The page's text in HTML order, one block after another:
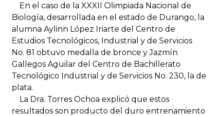
En el caso de la XXXII Olimpiada Nacional de
Biología, desarrollada en el estado de Durango, la
alumna Aylinn López Iriarte del Centro de
Estudios Tecnológicos, Industrial y de Servicios
No. 81 obtuvo medalla de bronce y Jazmín
Gallegos Aguilar del Centro de Bachillerato
Tecnológico Industrial y de Servicios No. 230, la de
plata.
La Dra. Torres Ochoa explicó que estos
resultados son producto del duro entrenamiento